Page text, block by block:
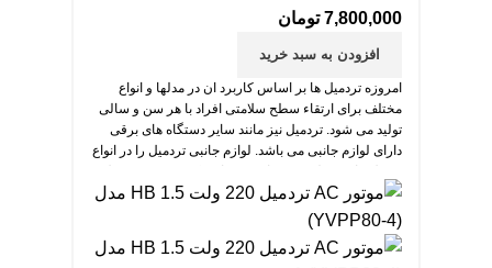
7,800,000 تومان
افزودن به سبد خرید
امروزه تردمیل ها بر اساس کاربرد ان در مدلها و انواع
مختلف برای ارتقاء سطح سلامتی افراد با هر سن و سالی
تولید می شود. تردمیل نیز مانند سایر دستگاه های برقی
دارای لوازم جانبی می باشد. لوازم جانبی تردمیل را در انواع
مهم ترین بخش تردمیل است.